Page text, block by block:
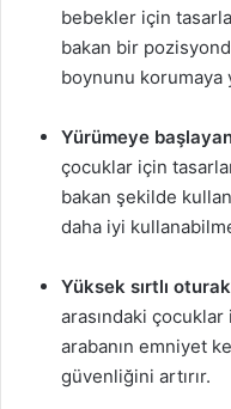
bebekler için
bakan bir
boynunu
Yürümeye
çocuklar için
bakan şekilde
daha iyi
Yüksek sırtlı
arasındaki
arabanın emniyet
güvenliğini artırır.